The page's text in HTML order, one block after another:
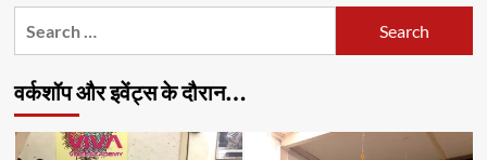
वर्कशॉप और इवेंट्स के दौरान…